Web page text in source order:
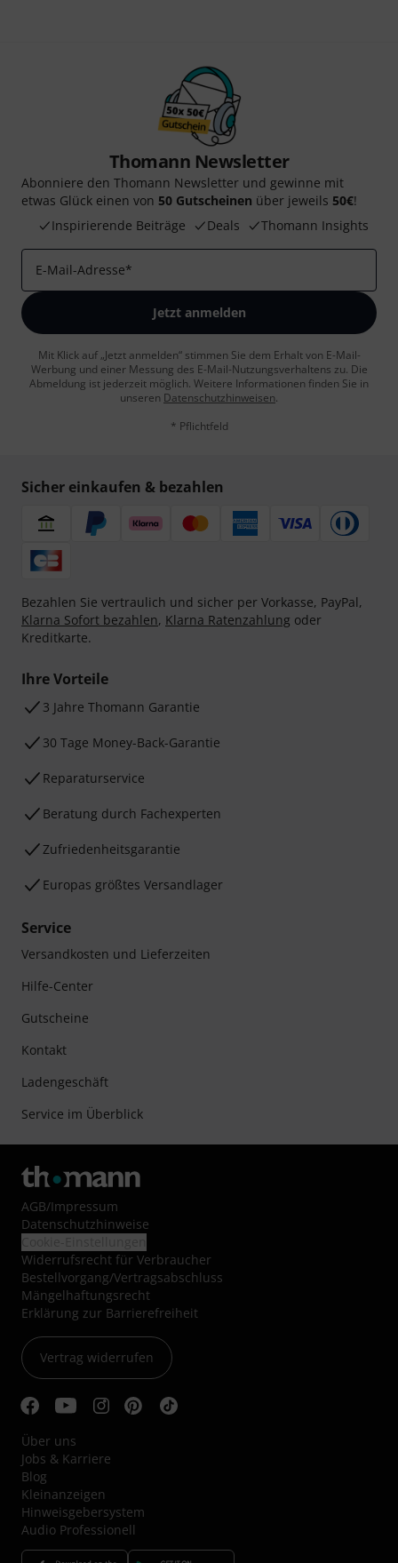
Thomann Newsletter
Abonniere den Thomann Newsletter und gewinne mit
etwas Glück einen von 50 Gutscheinen über jeweils 50€!
Inspirierende Beiträge
Deals Thomann Insights
E-Mail-Adresse*
Jetzt anmelden
Mit Klick auf „Jetzt anmelden“ stimmen Sie dem Erhalt von E-Mail-
Werbung und einer Messung des E-Mail-Nutzungsverhaltens zu. Die
Abmeldung ist jederzeit möglich. Weitere Informationen finden Sie in
unseren Datenschutzhinweisen.
* Pflichtfeld
Sicher einkaufen & bezahlen
Bezahlen Sie vertraulich und sicher per Vorkasse, PayPal,
Klarna Sofort bezahlen, Klarna Ratenzahlung oder
Kreditkarte.
Ihre Vorteile
3 Jahre Thomann Garantie
30 Tage Money-Back-Garantie
Reparaturservice
Beratung durch Fachexperten
Zufriedenheitsgarantie
Europas größtes Versandlager
Service
Versandkosten und Lieferzeiten
Hilfe-Center
Gutscheine
Kontakt
Ladengeschäft
Service im Überblick
AGB/Impressum
Datenschutzhinweise
Widerrufsrecht für Verbraucher
Bestellvorgang/Vertragsabschluss
Mängelhaftungsrecht
Erklärung zur Barrierefreiheit
Vertrag widerrufen
Über uns
Jobs & Karriere
Blog
Kleinanzeigen
Hinweisgebersystem
Audio Professionell